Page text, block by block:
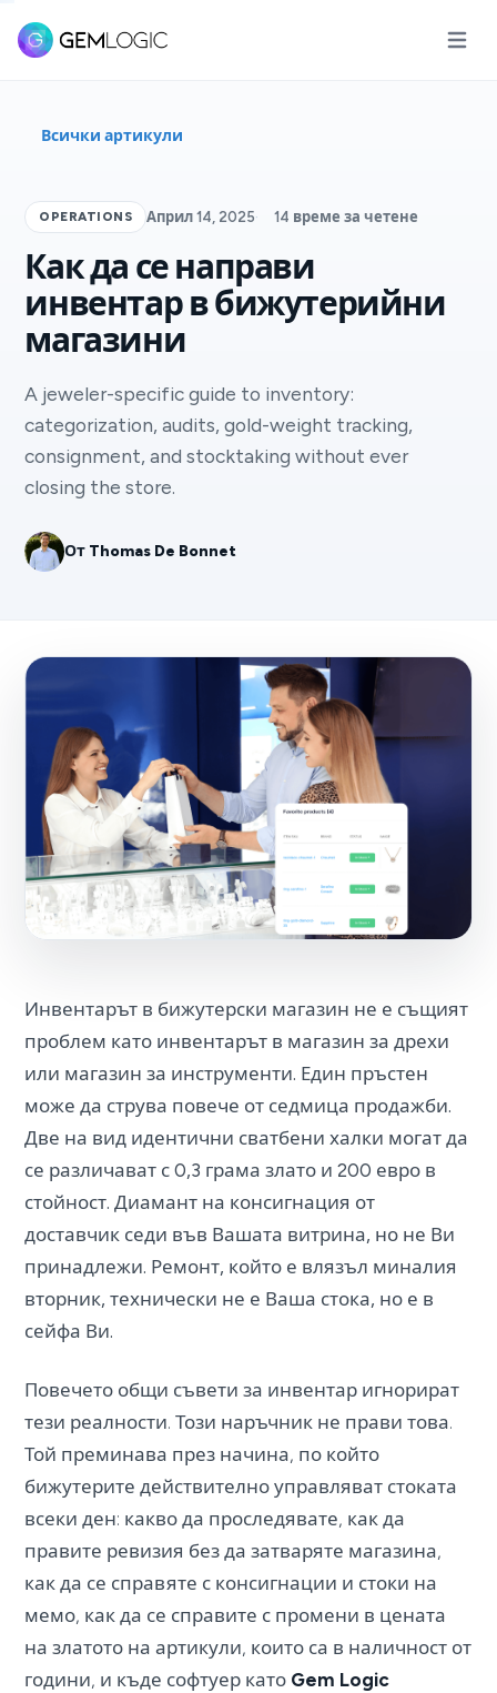
Всички артикули
OPERATIONS Април 14, 2025· 14 време за четене
Как да се направи
инвентар в бижутерийни
магазини
A jeweler-specific guide to inventory:
categorization, audits, gold-weight tracking,
consignment, and stocktaking without ever
closing the store.
От Thomas De Bonnet
Инвентарът в бижутерски магазин не е същият
проблем като инвентарът в магазин за дрехи
или магазин за инструменти. Един пръстен
може да струва повече от седмица продажби.
Две на вид идентични сватбени халки могат да
се различават с 0,3 грама злато и 200 евро в
стойност. Диамант на консигнация от
доставчик седи във Вашата витрина, но не Ви
принадлежи. Ремонт, който е влязъл миналия
вторник, технически не е Ваша стока, но е в
сейфа Ви.
Повечето общи съвети за инвентар игнорират
тези реалности. Този наръчник не прави това.
Той преминава през начина, по който
бижутерите действително управляват стоката
всеки ден: какво да проследявате, как да
правите ревизия без да затваряте магазина,
как да се справяте с консигнации и стоки на
мемо, как да се справите с промени в цената
на златото на артикули, които са в наличност от
години, и къде софтуер като Gem Logic